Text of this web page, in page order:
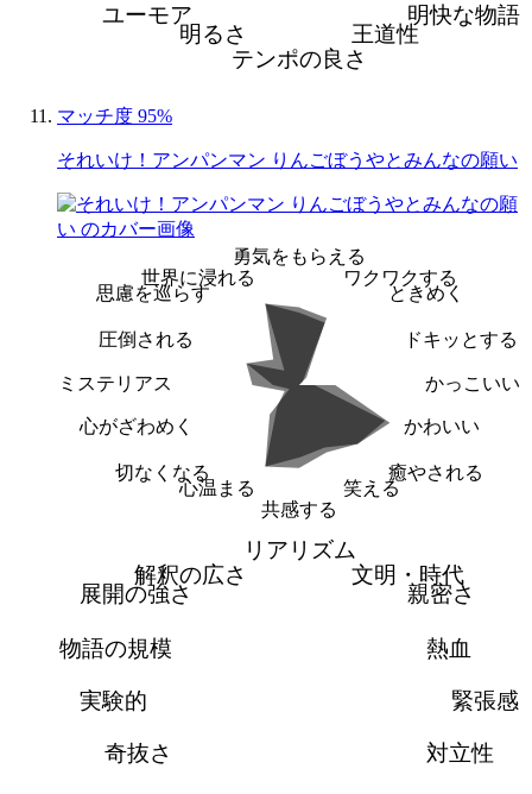
明快な物語
王道性
テンポの良さ
明るさ
ユーモア
マッチ度 95%
それいけ！アンパンマン りんごぼうやとみんなの願い
勇気をもらえる
ワクワクする
ときめく
ドキッとする
かっこいい
かわいい
癒やされる
笑える
共感する
心温まる
切なくなる
心がざわめく
ミステリアス
圧倒される
思慮を巡らす
世界に浸れる
リアリズム
文明・時代
親密さ
熱血
緊張感
対立性
奇抜さ
実験的
物語の規模
展開の強さ
解釈の広さ